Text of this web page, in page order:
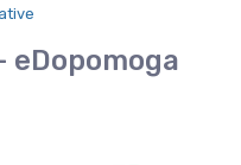
eDopomoga